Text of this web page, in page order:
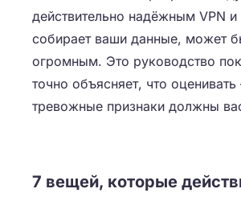
действительно надёжным VPN и
собирает ваши данные, может
огромным. Это руководство
точно объясняет, что
тревожные признаки должны
7 вещей, которые